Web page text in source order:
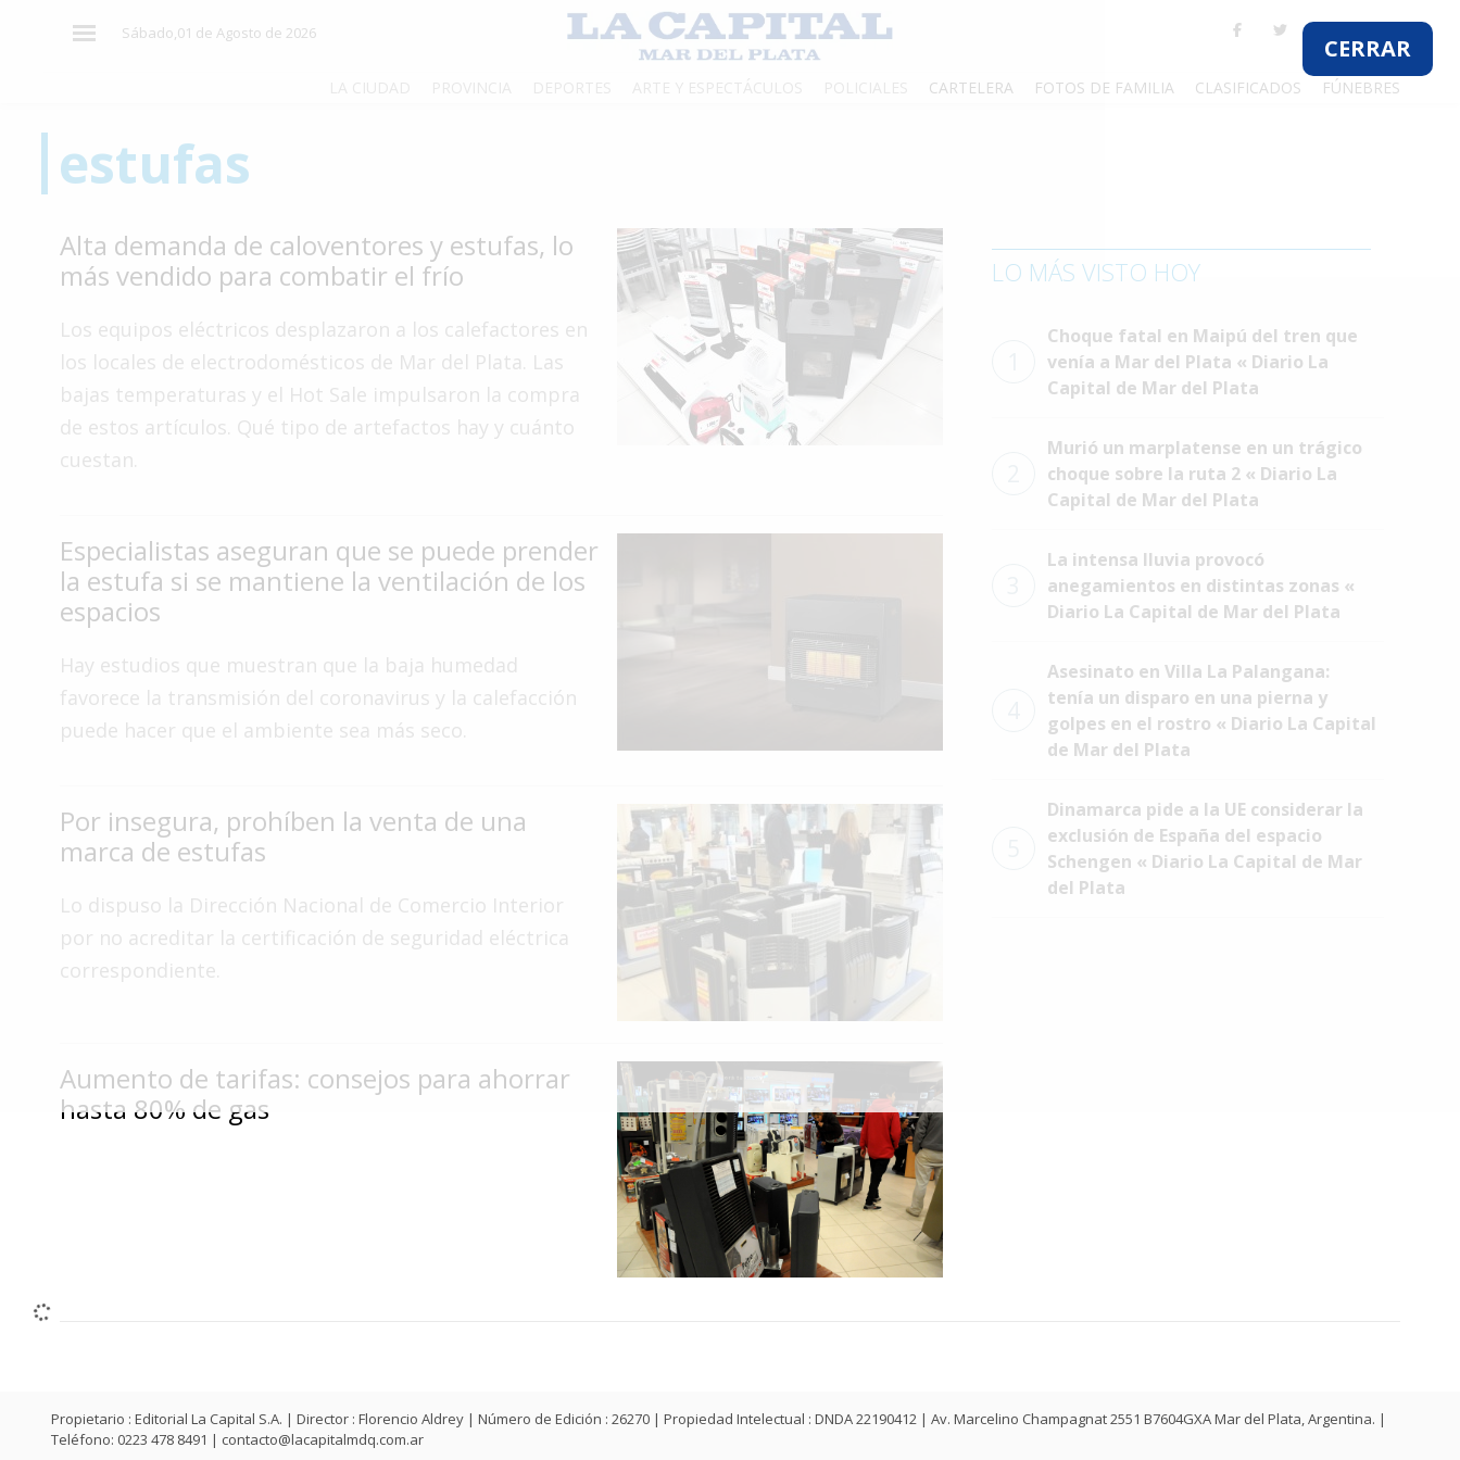
CERRAR
Sábado,01 de Agosto de 2026
CARTELERA FOTOS DE FAMILIA CLASIFICADOS FÚNEBRES
País
Mundo
Cultura
Tecnología
Gastronomía
General
Ciudad
Arte
Espectáculos
Cartelera
Fotos
Familia
Clasificados
Fúnebres
estufas
Alta demanda de caloventores y estufas, lo
más vendido para combatir el frío
Los equipos eléctricos desplazaron a los calefactores en
los locales de electrodomésticos de Mar del Plata. Las
bajas temperaturas y el Hot Sale impulsaron la compra
de estos artículos. Qué tipo de artefactos hay y cuánto
cuestan.
Especialistas aseguran que se puede prender
la estufa si se mantiene la ventilación de los
espacios
Hay estudios que muestran que la baja humedad
favorece la transmisión del coronavirus y la calefacción
puede hacer que el ambiente sea más seco.
Por insegura, prohíben la venta de una
marca de estufas
Lo dispuso la Dirección Nacional de Comercio Interior
por no acreditar la certificación de seguridad eléctrica
correspondiente.
Aumento de tarifas: consejos para ahorrar
hasta 80% de gas
LO MÁS VISTO HOY
Choque fatal en Maipú del tren que
venía a Mar del Plata « Diario La
Capital de Mar del Plata
Murió un marplatense en un trágico
choque sobre la ruta 2 « Diario La
Capital de Mar del Plata
La intensa lluvia provocó
anegamientos en distintas zonas «
Diario La Capital de Mar del Plata
Asesinato en Villa La Palangana:
tenía un disparo en una pierna y
golpes en el rostro « Diario La Capital
de Mar del Plata
Dinamarca pide a la UE considerar la
exclusión de España del espacio
Schengen « Diario La Capital de Mar
del Plata
Propietario : Editorial La Capital S.A. | Director : Florencio Aldrey | Número de Edición : 26270 | Propiedad Intelectual : DNDA 22190412 | Av. Marcelino Champagnat 2551 B7604GXA Mar del Plata, Argentina. |
Teléfono: 0223 478 8491 | contacto@lacapitalmdq.com.ar